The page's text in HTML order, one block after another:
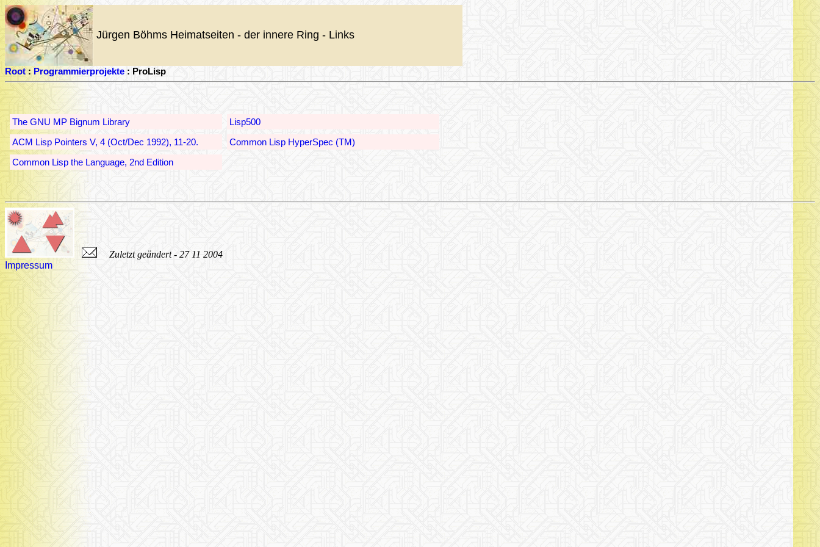
Jürgen Böhms Heimatseiten - der innere Ring - Links
Root: Programmierprojekte : ProLisp
The GNU MP Bignum Library
Lisp500
ACM Lisp Pointers V, 4 (Oct/Dec 1992), 11-20.
Common Lisp HyperSpec (TM)
Common Lisp the Language, 2nd Edition
Zuletzt geändert - 27 11 2004
Impressum